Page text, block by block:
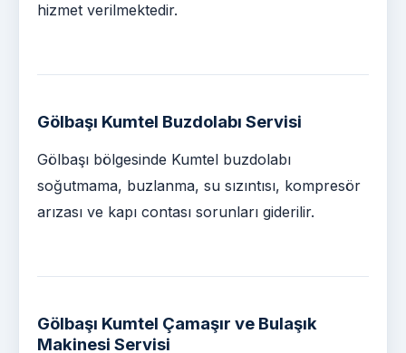
hizmet verilmektedir.
Gölbaşı Kumtel Buzdolabı Servisi
Gölbaşı bölgesinde Kumtel buzdolabı
soğutmama, buzlanma, su sızıntısı, kompresör
arızası ve kapı contası sorunları giderilir.
Gölbaşı Kumtel Çamaşır ve Bulaşık
Makinesi Servisi